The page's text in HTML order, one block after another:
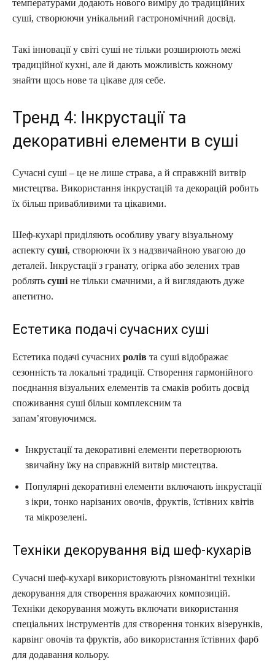
температурами додають нового виміру до традиційних
суші, створюючи унікальний гастрономічний досвід.
Такі інновації у світі суші не тільки розширюють межі
традиційної кухні, але й дають можливість кожному
знайти щось нове та цікаве для себе.
Тренд 4: Інкрустації та
декоративні елементи в суші
Сучасні суші – це не лише страва, а й справжній витвір
мистецтва. Використання інкрустацій та декорацій робить
їх більш привабливими та цікавими.
Шеф-кухарі приділяють особливу увагу візуальному
аспекту суші, створюючи їх з надзвичайною увагою до
деталей. Інкрустації з гранату, огірка або зелених трав
роблять суші не тільки смачними, а й виглядають дуже
апетитно.
Естетика подачі сучасних суші
Естетика подачі сучасних ролів та суші відображає
сезонність та локальні традиції. Створення гармонійного
поєднання візуальних елементів та смаків робить досвід
споживання суші більш комплексним та
запам’ятовуючимся.
Інкрустації та декоративні елементи перетворюють
звичайну їжу на справжній витвір мистецтва.
Популярні декоративні елементи включають інкрустації
з ікри, тонко нарізаних овочів, фруктів, їстівних квітів
та мікрозелені.
Техніки декорування від шеф-кухарів
Сучасні шеф-кухарі використовують різноманітні техніки
декорування для створення вражаючих композицій.
Техніки декорування можуть включати використання
спеціальних інструментів для створення тонких візерунків,
карвінг овочів та фруктів, або використання їстівних фарб
для додавання кольору.